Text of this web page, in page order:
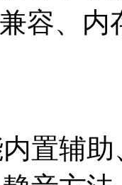
容、
置辅